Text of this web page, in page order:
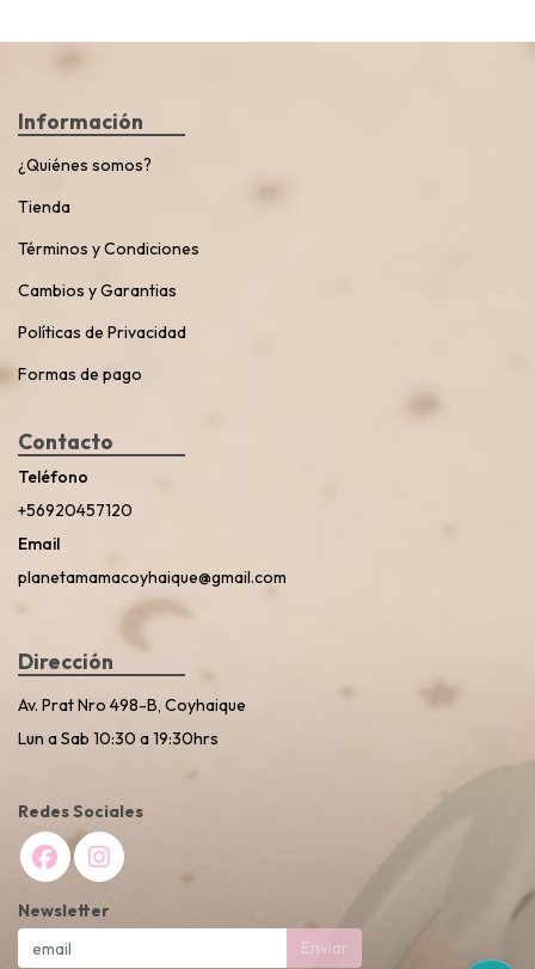
Información
¿Quiénes somos?
Tienda
Términos y Condiciones
Cambios y Garantias
Políticas de Privacidad
Formas de pago
Contacto
Teléfono
+56920457120
Email
planetamamacoyhaique@gmail.com
Dirección
Av. Prat Nro 498-B, Coyhaique
Lun a Sab 10:30 a 19:30hrs
Redes Sociales
Newsletter
Enviar